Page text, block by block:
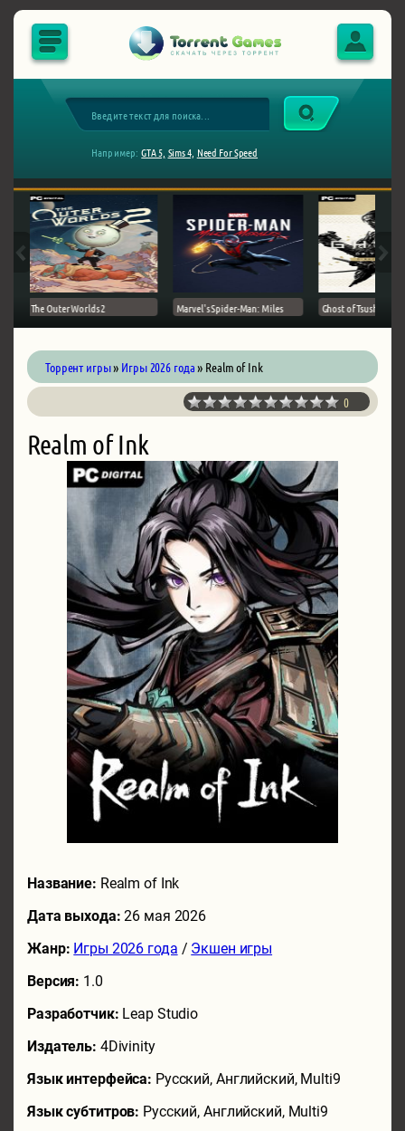
Например: GTA 5, Sims 4, Need For Speed
The Outer Worlds 2 Marvel's Spider-Man: Miles Ghost of Tsushima на
Торрент игры» Игры 2026 года» Realm of Ink
0
Realm of Ink
Название: Realm of Ink
Дата выхода:26 мая 2026
Жанр: Игры 2026 года / Экшен игры
Версия: 1.0
Разработчик: Leap Studio
Издатель: 4Divinity
Язык интерфейса: Русский, Английский, Multi9
Язык субтитров: Русский, Английский, Multi9